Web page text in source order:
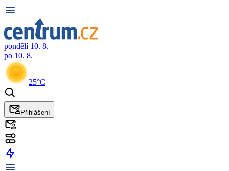
pondělí 10. 8.
po 10. 8.
25°C
Přihlášení